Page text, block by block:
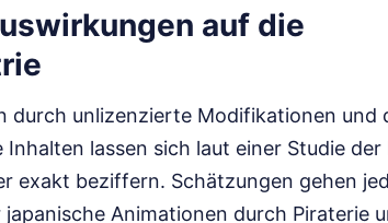
auf die
durch unlizenzierte Modifikationen und
lassen sich laut einer Studie
exakt beziffern. Schätzungen gehen
Animationen durch Piraterie